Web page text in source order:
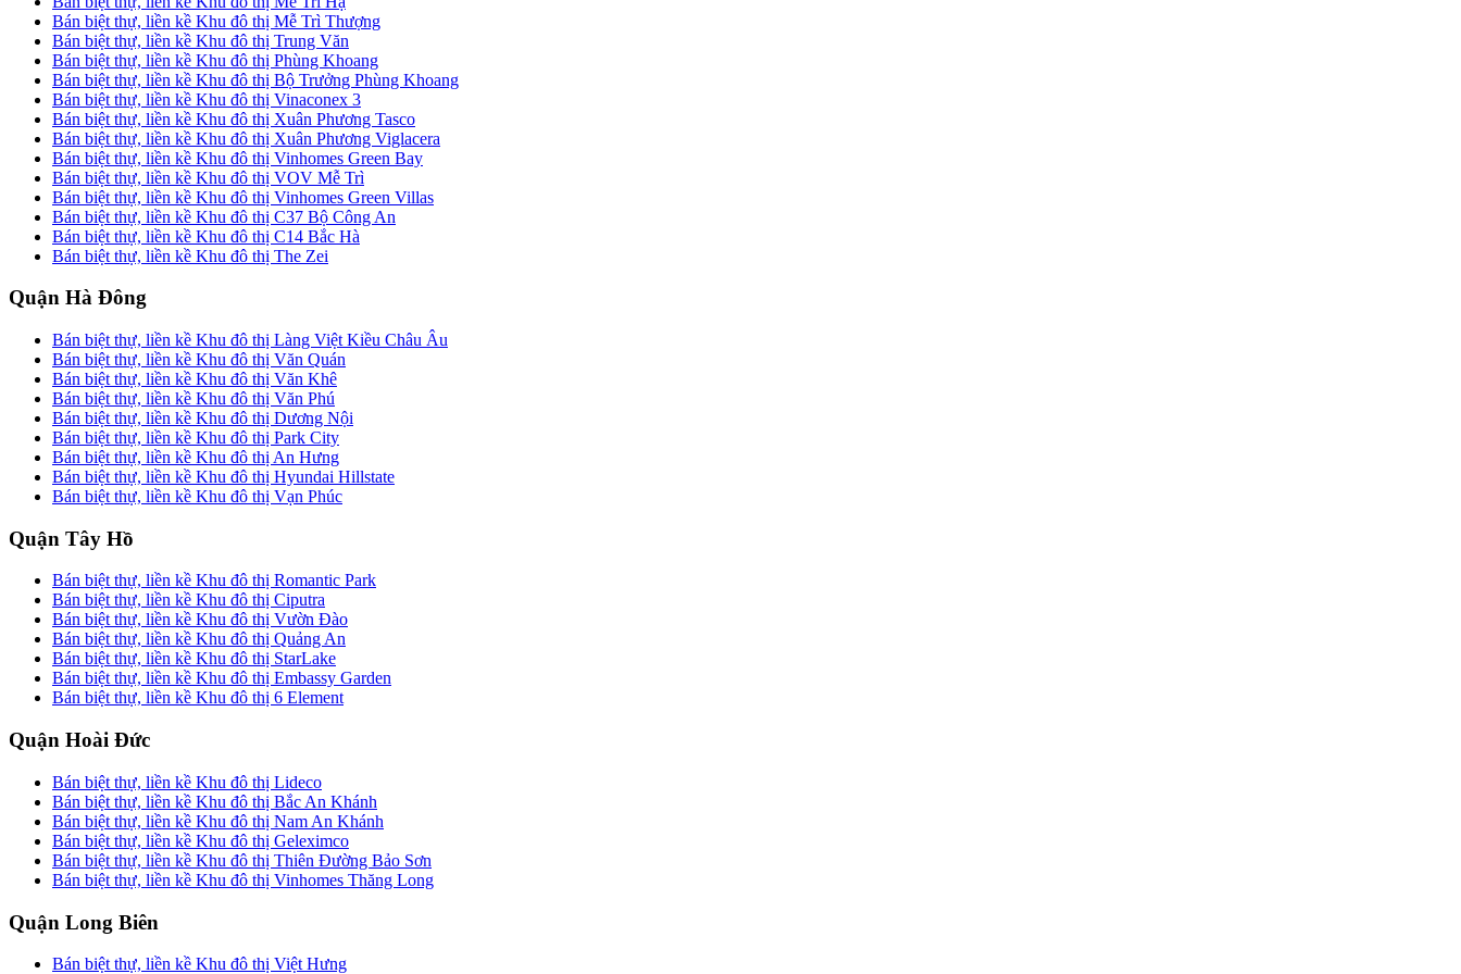
Bán biệt thự, liền kề Khu đô thị Mễ Trì Thượng
Bán biệt thự, liền kề Khu đô thị Trung Văn
Bán biệt thự, liền kề Khu đô thị Phùng Khoang
Bán biệt thự, liền kề Khu đô thị Bộ Trưởng Phùng Khoang
Bán biệt thự, liền kề Khu đô thị Vinaconex 3
Bán biệt thự, liền kề Khu đô thị Xuân Phương Tasco
Bán biệt thự, liền kề Khu đô thị Xuân Phương Viglacera
Bán biệt thự, liền kề Khu đô thị Vinhomes Green Bay
Bán biệt thự, liền kề Khu đô thị VOV Mễ Trì
Bán biệt thự, liền kề Khu đô thị Vinhomes Green Villas
Bán biệt thự, liền kề Khu đô thị C37 Bộ Công An
Bán biệt thự, liền kề Khu đô thị C14 Bắc Hà
Bán biệt thự, liền kề Khu đô thị The Zei
Quận Hà Đông
Bán biệt thự, liền kề Khu đô thị Làng Việt Kiều Châu Âu
Bán biệt thự, liền kề Khu đô thị Văn Quán
Bán biệt thự, liền kề Khu đô thị Văn Khê
Bán biệt thự, liền kề Khu đô thị Văn Phú
Bán biệt thự, liền kề Khu đô thị Dương Nội
Bán biệt thự, liền kề Khu đô thị Park City
Bán biệt thự, liền kề Khu đô thị An Hưng
Bán biệt thự, liền kề Khu đô thị Hyundai Hillstate
Bán biệt thự, liền kề Khu đô thị Vạn Phúc
Quận Tây Hồ
Bán biệt thự, liền kề Khu đô thị Romantic Park
Bán biệt thự, liền kề Khu đô thị Ciputra
Bán biệt thự, liền kề Khu đô thị Vườn Đào
Bán biệt thự, liền kề Khu đô thị Quảng An
Bán biệt thự, liền kề Khu đô thị StarLake
Bán biệt thự, liền kề Khu đô thị Embassy Garden
Bán biệt thự, liền kề Khu đô thị 6 Element
Quận Hoài Đức
Bán biệt thự, liền kề Khu đô thị Lideco
Bán biệt thự, liền kề Khu đô thị Bắc An Khánh
Bán biệt thự, liền kề Khu đô thị Nam An Khánh
Bán biệt thự, liền kề Khu đô thị Geleximco
Bán biệt thự, liền kề Khu đô thị Thiên Đường Bảo Sơn
Bán biệt thự, liền kề Khu đô thị Vinhomes Thăng Long
Quận Long Biên
Bán biệt thự, liền kề Khu đô thị Việt Hưng